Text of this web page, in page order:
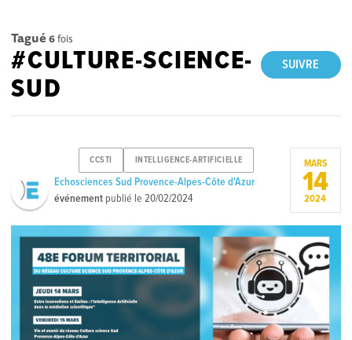
Tagué 6fois
SUIVRE
#CULTURE-SCIENCE-
SUD
CCSTI INTELLIGENCE-ARTIFICIELLE
Echosciences Sud Provence-Alpes-Côte d'Azur
événement publié le20/02/2024
MARS
14
2024